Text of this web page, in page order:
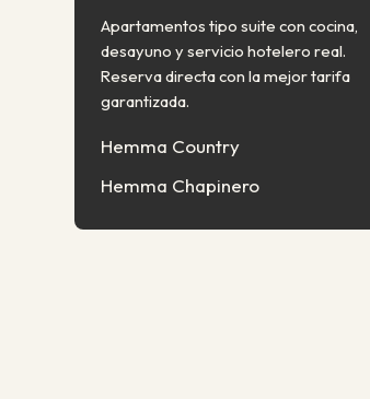
Apartamentos tipo suite con cocina,
desayuno y servicio hotelero real.
Reserva directa con la mejor tarifa
garantizada.
Hemma Country
Hemma Chapinero